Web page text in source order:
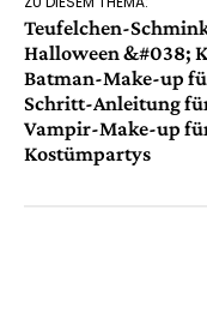
Teufelchen-
Halloween &#038;
Batman-Make-up
Schritt-Anleitung
Vampir-Make-up
Kostümpartys